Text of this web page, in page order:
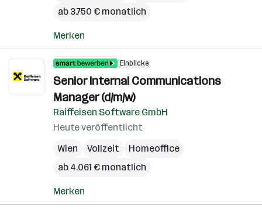
ab 3.750 € monatlich
Merken
Einblicke
Senior Internal Communications
Manager (d/m/w)
Raiffeisen Software GmbH
Heute veröffentlicht
Wien
Vollzeit
Homeoffice
ab 4.061 € monatlich
Merken